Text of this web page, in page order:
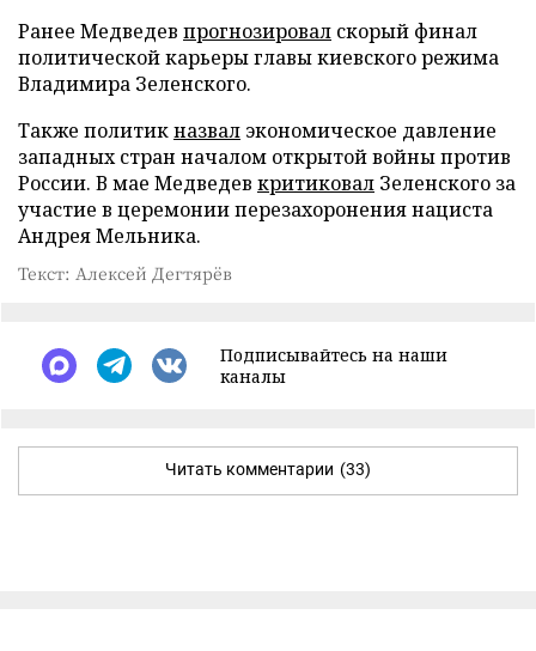
Ранее Медведев прогнозировал скорый финал
политической карьеры главы киевского режима
Владимира Зеленского.
Также политикназвал экономическое давление
западных стран началом открытой войны против
России. В мае Медведев критиковал Зеленского за
участие в церемонии перезахоронения нациста
Андрея Мельника.
Текст: Алексей Дегтярёв
Подписывайтесь на наши
каналы
Читать комментарии (33)